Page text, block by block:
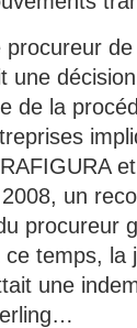
une
de la
un
procureur
temps, la
une